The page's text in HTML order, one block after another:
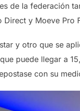
de la federación
y Moeve Pro
y otro que se
puede llegar a
con su